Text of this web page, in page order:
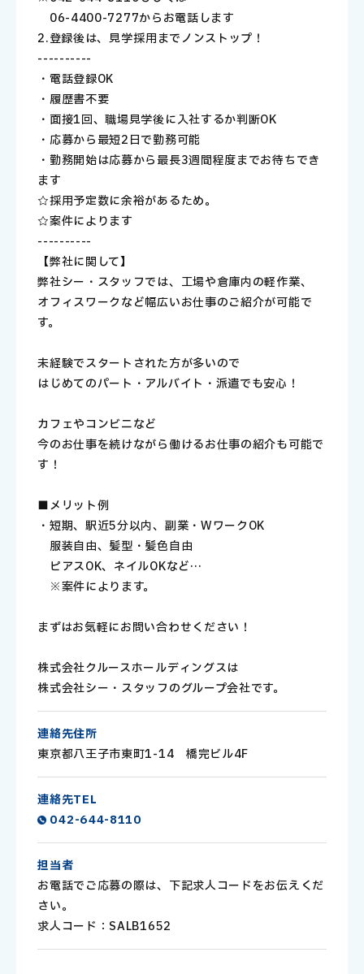
06-4400-7277からお電話します
2.登録後は、見学→採用までノンストップ！
----------
・電話登録OK
・履歴書不要
・面接1回、職場見学後に入社するか判断OK
・応募から最短2日で勤務可能
・勤務開始は応募から最長3週間程度までお待ちでき
ます
☆採用予定数に余裕があるため。
☆案件によります
----------
【弊社に関して】
弊社シー・スタッフでは、工場や倉庫内の軽作業、
オフィスワークなど幅広いお仕事のご紹介が可能で
す。
未経験でスタートされた方が多いので
はじめてのパート・アルバイト・派遣でも安心！
カフェやコンビニなど
今のお仕事を続けながら働けるお仕事の紹介も可能で
す！
■メリット例
・短期、駅近5分以内、副業・WワークOK
服装自由、髪型・髪色自由
ピアスOK、ネイルOKなど…
※案件によります。
まずはお気軽にお問い合わせください！
株式会社クルースホールディングスは
株式会社シー・スタッフのグループ会社です。
連絡先住所
東京都八王子市東町1-14 橋完ビル4F
連絡先TEL
042-644-8110
担当者
お電話でご応募の際は、下記求人コードをお伝えくだ
さい。
求人コード：SALB1652